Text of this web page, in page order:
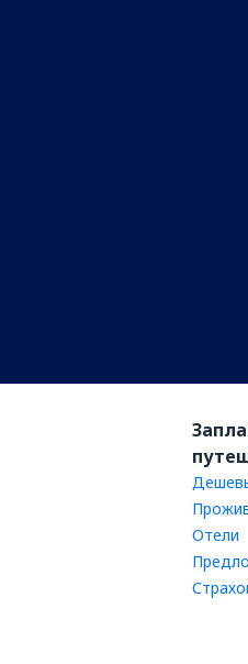
Отели